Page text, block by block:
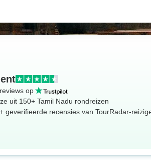
op
uit 150+ Tamil Nadu rondreizen
geverifieerde recensies van TourRadar-